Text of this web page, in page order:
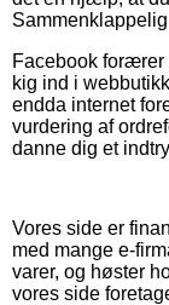
Facebook
kig ind i
endda internet
vurdering af
danne dig et
Vores side er
med mange e-
varer, og høster
vores side